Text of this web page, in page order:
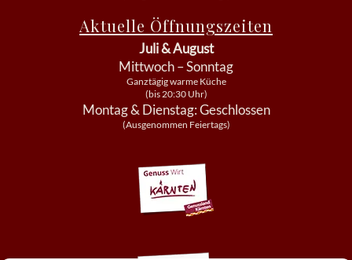
Aktuelle Öffnungszeiten
Juli & August
Mittwoch – Sonntag
Ganztägig warme Küche
(bis 20:30 Uhr)
Montag & Dienstag: Geschlossen
(Ausgenommen Feiertags)